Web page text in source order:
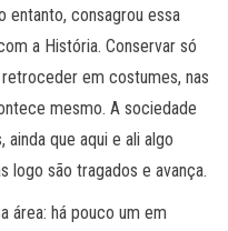
entanto, consagrou essa
a História. Conservar só
em costumes, nas
mesmo. A sociedade
que aqui e ali algo
logo são tragados e avança.
área: há pouco um em